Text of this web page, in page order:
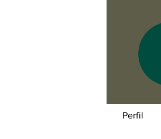
Perfil